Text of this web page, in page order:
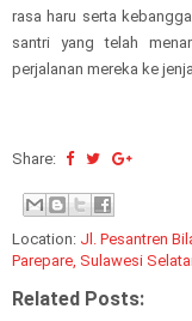
rasa haru serta
santri yang telah
perjalanan mereka ke
Share:
Location: Jl. Pesantren
Parepare, Sulawesi
Related Posts: